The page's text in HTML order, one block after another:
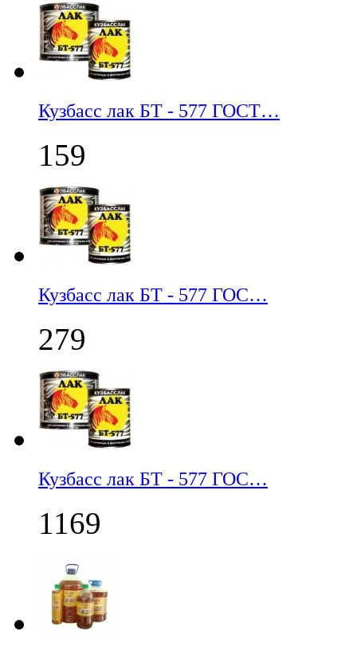
Кузбасс лак БТ - 577 ГОСТ…
159
Кузбасс лак БТ - 577 ГОС…
279
Кузбасс лак БТ - 577 ГОС…
1169